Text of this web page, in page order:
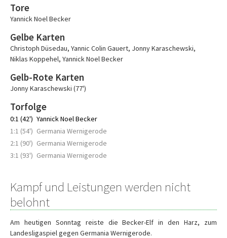
Tore
Yannick Noel Becker
Gelbe Karten
Christoph Düsedau, Yannic Colin Gauert, Jonny Karaschewski,
Niklas Koppehel, Yannick Noel Becker
Gelb-Rote Karten
Jonny Karaschewski (77')
Torfolge
0:1 (42') Yannick Noel Becker
1:1 (54') Germania Wernigerode
2:1 (90') Germania Wernigerode
3:1 (93') Germania Wernigerode
Kampf und Leistungen werden nicht
belohnt
Am heutigen Sonntag reiste die Becker-Elf in den Harz, zum
Landesligaspiel gegen Germania Wernigerode.